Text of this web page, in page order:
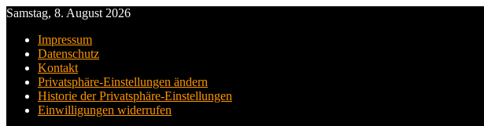
Samstag, 8. August 2026
Impressum
Datenschutz
Kontakt
Privatsphäre-Einstellungen ändern
Historie der Privatsphäre-Einstellungen
Einwilligungen widerrufen